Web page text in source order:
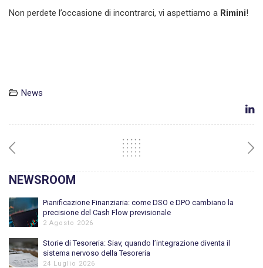
Non perdete l’occasione di incontrarci, vi aspettiamo a Rimini!
News
NEWSROOM
Pianificazione Finanziaria: come DSO e DPO cambiano la
precisione del Cash Flow previsionale
2 Agosto 2026
Storie di Tesoreria: Siav, quando l’integrazione diventa il
sistema nervoso della Tesoreria
24 Luglio 2026